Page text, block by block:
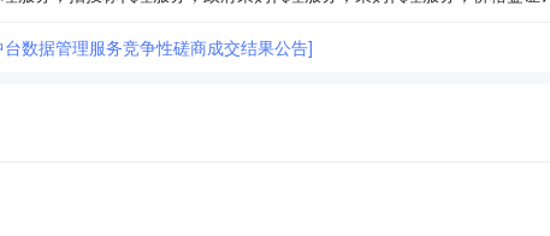
数据管理服务竞争性磋商成交结果公告]